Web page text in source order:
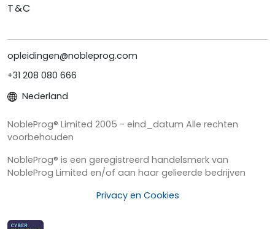
T&C
opleidingen@nobleprog.com
+31 208 080 666
Nederland
NobleProg® Limited 2005 - eind_datum Alle rechten
voorbehouden
NobleProg® is een geregistreerd handelsmerk van
NobleProg Limited en/of aan haar gelieerde bedrijven
Privacy en Cookies